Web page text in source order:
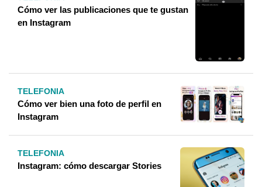
Cómo ver las publicaciones que te gustan
en Instagram
TELEFONIA
Cómo ver bien una foto de perfil en
Instagram
TELEFONIA
Instagram: cómo descargar Stories